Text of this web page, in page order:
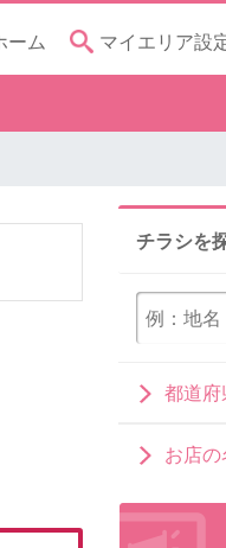
ーム マイエリア設
チラシを
都道府
お店